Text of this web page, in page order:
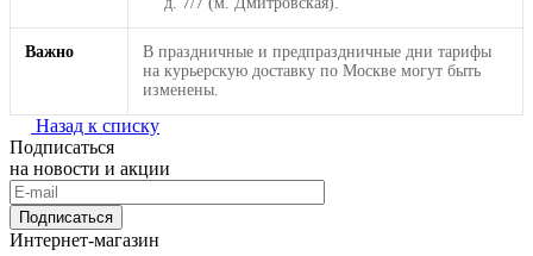
Важно
В праздничные и предпраздничные дни тарифы
на курьерскую доставку по Москве могут быть
изменены.
Назад к списку
Подписаться
на новости и акции
Подписаться
Интернет-магазин